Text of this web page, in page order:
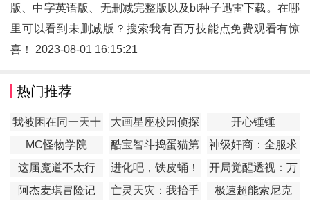
版、中字英语版、无删减完整版以及bt种子迅雷下载。在哪
里可以看到未删减版？搜索我有百万技能点免费观看有惊
喜！ 2023-08-01 16:15:21
热门推荐
我被困在同一天十
万年
大画星座校园侦探
第2季
开心锤锤
MC怪物学院
酷宝智斗捣蛋猫第
1季
神级奸商：全服求
我别薅了
这届魔道不太行 进化吧，铁皮蛹！
开局觉醒透视：万
物皆透,我即无敌
阿杰麦琪冒险记
亡灵天灾：我抬手
极速超能索尼克